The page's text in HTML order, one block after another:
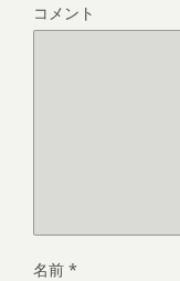
コメント
名前 *